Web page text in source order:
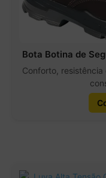
Bota Botina de
Conforto,